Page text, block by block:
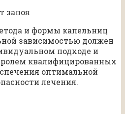
и формы капельниц
зависимостью должен
подходе и
квалифицированных
оптимальной
лечения.